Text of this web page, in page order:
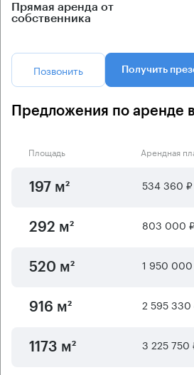
Прямая аренда от
собственника
Позвонить Получить
Предложения по аренде
Площадь Арендная
197 м² 534 360 ₽
292 м² 803 000 ₽
520 м² 1 950
916 м² 2 595 330
1173 м² 3 225 750